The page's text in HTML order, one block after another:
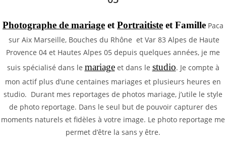
Photographe de mariage et Portraitiste et Famille Paca
sur Aix Marseille, Bouches du Rhône et Var 83 Alpes de Haute
Provence 04 et Hautes Alpes 05 depuis quelques années, je me
suis spécialisé dans le mariageet dans le studio. Je compte à
mon actif plus d’une centaines mariages et plusieurs heures en
studio. Durant mes reportages de photos mariage, j’utile le style
de photo reportage. Dans le seul but de pouvoir capturer des
moments naturels et fidèles à votre image. Le photo reportage me
permet d’être la sans y être.